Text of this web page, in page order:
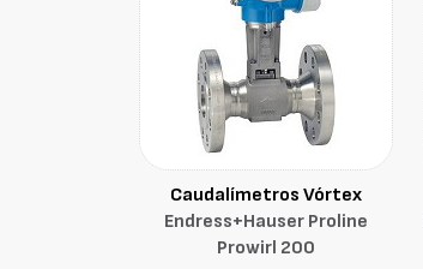
Caudalímetros Vórtex
Endress+Hauser Proline
Prowirl 200